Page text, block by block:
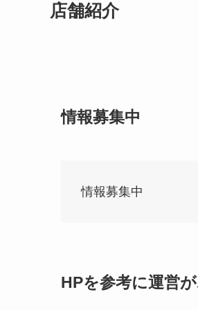
店舗紹介
情報募集中
情報募集中
HPを参考に運営